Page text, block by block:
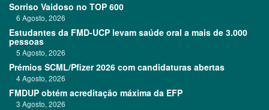
Sorriso Vaidoso no TOP 600
6 Agosto, 2026
Estudantes da FMD-UCP levam saúde oral a mais de 3.000
pessoas
5 Agosto, 2026
Prémios SCML/Pfizer 2026 com candidaturas abertas
4 Agosto, 2026
FMDUP obtém acreditação máxima da EFP
3 Agosto, 2026